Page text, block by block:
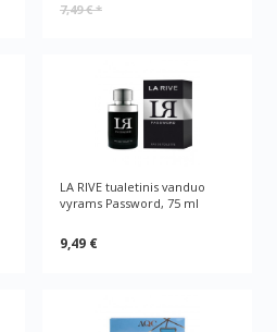
7,49 €*
LA RIVE tualetinis vanduo
vyrams Password, 75 ml
9,49 €